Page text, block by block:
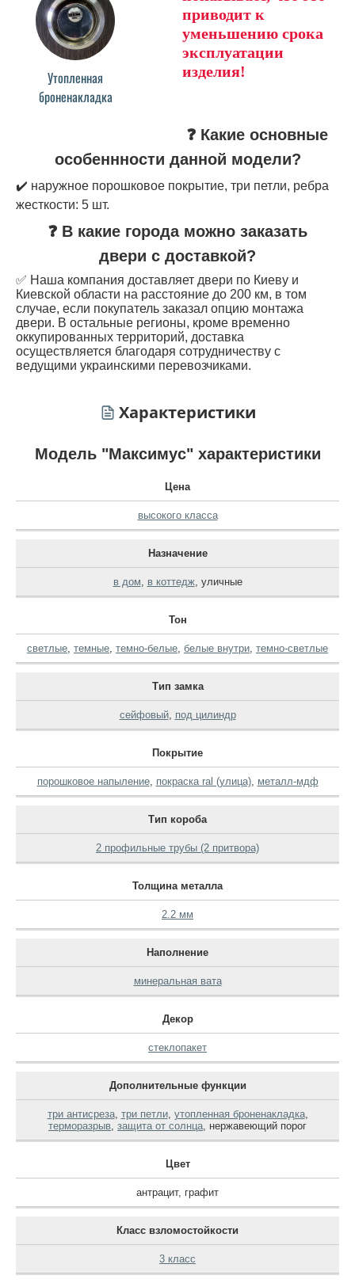
Утопленная
броненакладка
приводит к
уменьшению срока
эксплуатации
изделия!
❓ Какие основные
особеннности данной модели?
✔️ наружное порошковое покрытие, три петли, ребра
жесткости: 5 шт.
❓ В какие города можно заказать
двери с доставкой?
✅ Наша компания доставляет двери по Киеву и
Киевской области на расстояние до 200 км, в том
случае, если покупатель заказал опцию монтажа
двери. В остальные регионы, кроме временно
оккупированных территорий, доставка
осуществляется благодаря сотрудничеству с
ведущими украинскими перевозчиками.
Характеристики
Модель "Максимус" характеристики
Цена
высокого класса
Назначение
в дом в коттедж, уличные
Тон
светлые темные темно-белые белые внутри темно-светлые
Тип замка
сейфовый, под цилиндр
Покрытие
порошковое напыление, покраска ral (улица), металл-мдф
Тип короба
2 профильные трубы (2 притвора)
Толщина металла
2.2 мм
Наполнение
минеральная вата
Декор
стеклопакет
Дополнительные функции
три антисреза, три петли, утопленная броненакладка,
терморазрыв защита от солнца нержавеющий порог
Цвет
антрацит, графит
Класс взломостойкости
3 класс